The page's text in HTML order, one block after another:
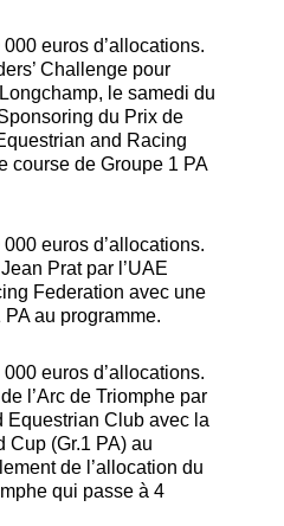
euros d’allocations.
Challenge pour
le samedi du
du Prix de
and Racing
course de Groupe 1 PA
euros d’allocations.
Prat par l’UAE
Federation avec une
au programme.
euros d’allocations.
l’Arc de Triomphe par
Equestrian Club avec la
Cup (Gr.1 PA) au
de l’allocation du
qui passe à 4